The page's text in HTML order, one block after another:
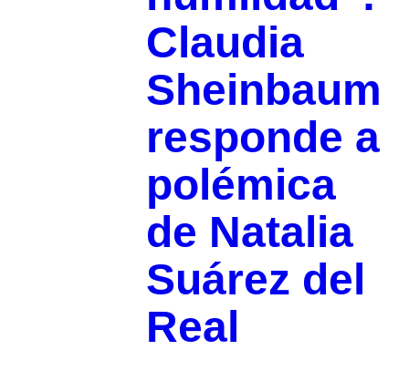
Claudia
Sheinbaum
responde a
polémica
de Natalia
Suárez del
Real